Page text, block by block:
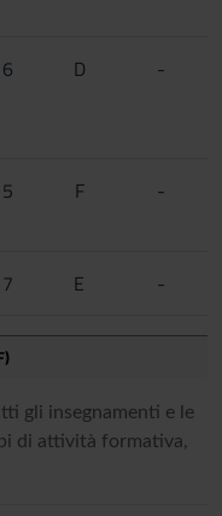
6 D -
5 F -
7 E -
gli insegnamenti e le
di attività formativa,